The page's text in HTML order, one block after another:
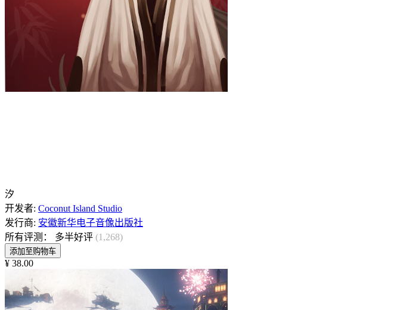
汐
开发者: Coconut Island Studio
发行商: 安徽新华电子音像出版社
所有评测：
多半好评 (1,268)
添加至购物车
¥ 38.00